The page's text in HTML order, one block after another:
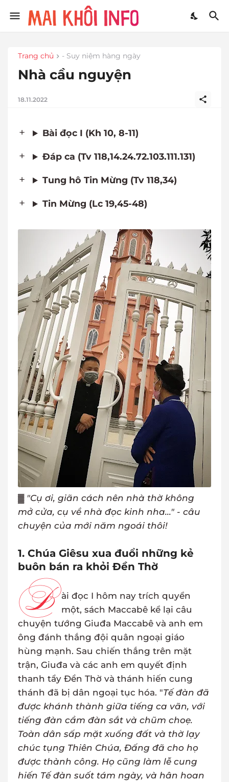
Trang chủ - Suy niệm hàng ngày
Nhà cầu nguyện
18.11.2022
Bài đọc I (Kh 10, 8-11)
Đáp ca (Tv 118,14.24.72.103.111.131)
Tung hô Tin Mừng (Tv 118,34)
Tin Mừng (Lc 19,45-48)
▓ "Cụ ơi, giãn cách nên nhà thờ không
mở cửa, cụ về nhà đọc kinh nha..." - câu
chuyện của mới năm ngoái thôi!
1. Chúa Giêsu xua đuổi những kẻ
buôn bán ra khỏi Đền Thờ
B ài đọc I hôm nay trích quyển
một, sách Maccabê kể lại câu
chuyện tướng Giuđa Maccabê và anh em
ông đánh thắng đội quân ngoại giáo
hùng mạnh. Sau chiến thắng trên mặt
trận, Giuđa và các anh em quyết định
thanh tẩy Đền Thờ và thánh hiến cung
thánh đã bị dân ngoại tục hóa. "Tế đàn đã
được khánh thành giữa tiếng ca vãn, với
tiếng đàn cầm đàn sắt và chũm choẹ.
Toàn dân sấp mặt xuống đất và thờ lạy
chúc tụng Thiên Chúa, Đấng đã cho họ
được thành công. Họ cũng làm lễ cung
hiến Tế đàn suốt tám ngày, và hân hoan